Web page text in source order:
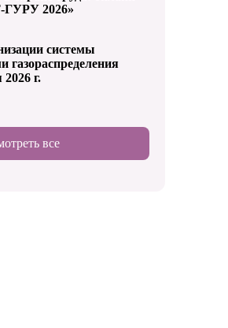
ГУРУ 2026»
системы
газораспределения
г.
все